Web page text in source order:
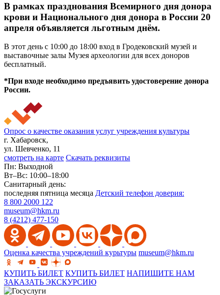
В рамках празднования Всемирного дня донора
крови и Национального дня донора в России 20
апреля объявляется льготным днём.
В этот день с 10:00 до 18:00 вход в Гродековский музей и
выставочные залы Музея археологии для всех доноров
бесплатный.
*При входе необходимо предъявить удостоверение донора
России.
Опрос о качестве оказания услуг учреждения культуры
г. Хабаровск,
ул. Шевченко, 11
смотреть на карте Скачать реквизиты
Пн: Выходной
Вт–Вс: 10:00–18:00
Санитарный день:
последняя пятница месяца Детский телефон доверия:
8 800 2000 122
museum@hkm.ru
8 (4212) 477-150
Оценка качества учреждений курьтуры museum@hkm.ru
КУПИТЬ БИЛЕТ КУПИТЬ БИЛЕТ НАПИШИТЕ НАМ
ЗАКАЗАТЬ ЭКСКУРСИЮ